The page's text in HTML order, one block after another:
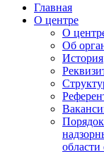
Главная
О центре
О
Об
История
области